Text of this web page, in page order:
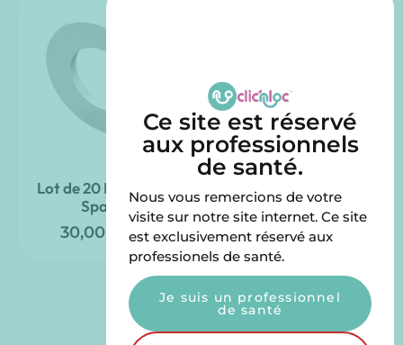
Lot de 20 Block-Out
Spacer
30,00 TTC
Lot de 4 Gaines de
Rétention HPP
54,00€ TTC
Ce site est réservé
aux professionnels
de santé.
Nous vous remercions de votre
visite sur notre site internet. Ce site
est exclusivement réservé aux
professionels de santé.
Je suis un professionnel
de santé